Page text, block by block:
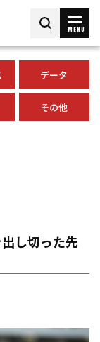
MENU
データ
その他
し切った先